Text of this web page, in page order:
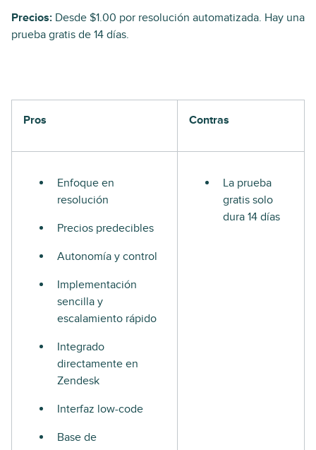
Precios: Desde $1.00 por resolución automatizada. Hay una
prueba gratis de 14 días.
Pros Contras
Enfoque en
resolución
Precios predecibles
Autonomía y control
Implementación
sencilla y
escalamiento rápido
Integrado
directamente en
Zendesk
Interfaz low-code
Base de
La prueba
gratis solo
dura 14 días